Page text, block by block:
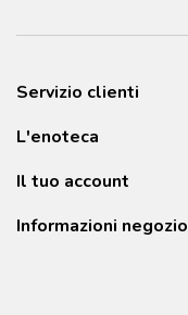
Servizio clienti
L'enoteca
Il tuo account
Informazioni negozio